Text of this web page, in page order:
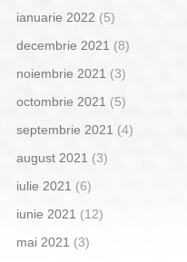
ianuarie 2022 (5)
decembrie 2021 (8)
noiembrie 2021 (3)
octombrie 2021 (5)
septembrie 2021 (4)
august 2021 (3)
iulie 2021 (6)
iunie 2021 (12)
mai 2021 (3)